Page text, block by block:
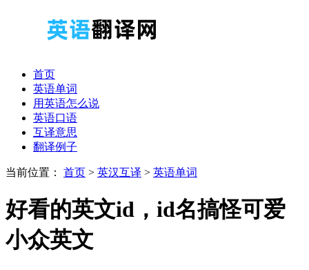
首页
英语单词
用英语怎么说
英语口语
互译意思
翻译例子
当前位置： 首页 > 英汉互译 > 英语单词
好看的英文id，id名搞怪可爱
小众英文